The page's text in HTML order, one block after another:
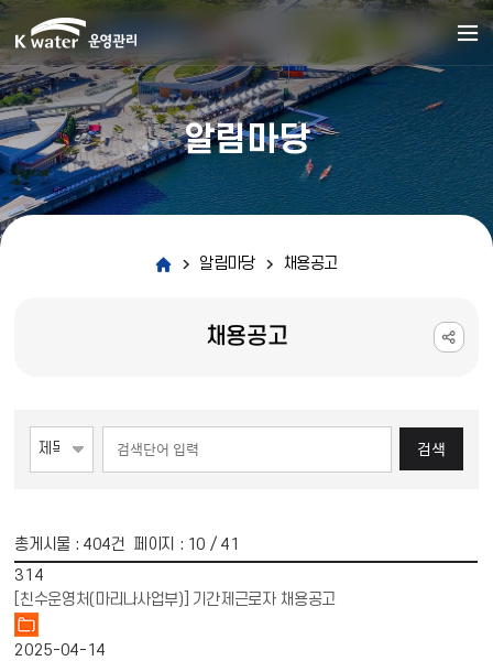
알림마당
알림마당 채용공고
채용공고
검색
총게시물 : 404건 페이지 : 10 / 41
314
[친수운영처(마리나사업부)] 기간제근로자 채용공고
2025-04-14